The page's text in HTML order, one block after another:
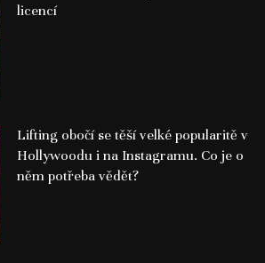
licencí
Lifting obočí se těší velké popularitě v
Hollywoodu i na Instagramu. Co je o
něm potřeba vědět?